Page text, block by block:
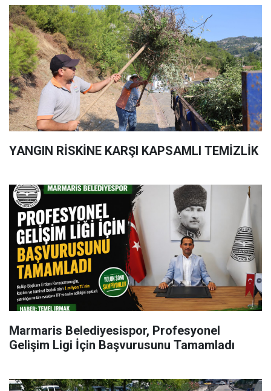
YANGIN RİSKİNE KARŞI KAPSAMLI TEMİZLİK
Marmaris Belediyesispor, Profesyonel
Gelişim Ligi İçin Başvurusunu Tamamladı